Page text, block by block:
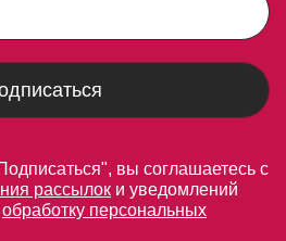
вы соглашаетесь с
рассылок и уведомлений
обработку персональных